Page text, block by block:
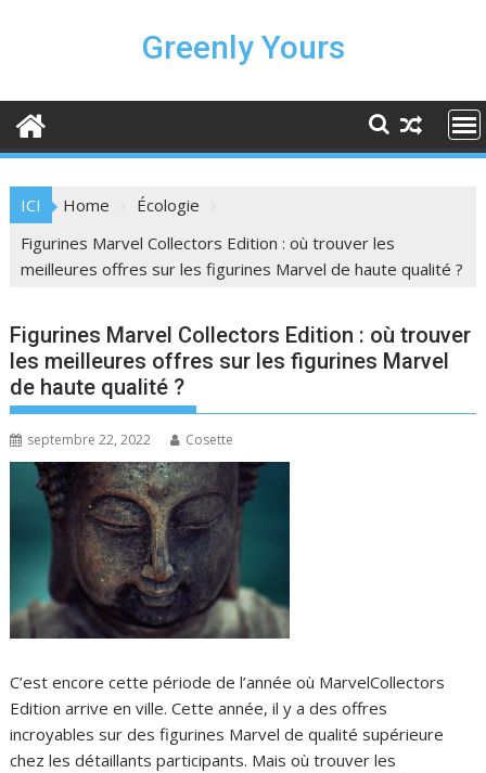
Greenly Yours
ICI Home
Écologie
Figurines Marvel Collectors Edition : où trouver les
meilleures offres sur les figurines Marvel de haute qualité ?
Figurines Marvel Collectors Edition : où trouver
les meilleures offres sur les figurines Marvel
de haute qualité ?
septembre 22, 2022 Cosette
C’est encore cette période de l’année où MarvelCollectors
Edition arrive en ville. Cette année, il y a des offres
incroyables sur des figurines Marvel de qualité supérieure
chez les détaillants participants. Mais où trouver les